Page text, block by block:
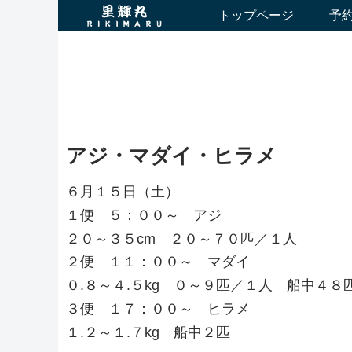
トップページ 予
アジ・マダイ・ヒラメ
６月１５日（土）
１便 ５：００～ アジ
２０～３５cm ２０～７０匹／１人
２便 １１：００～ マダイ
０.８～４.５kg ０～９匹／１人 船中４８
３便 １７：００～ ヒラメ
１.２～１.７kg 船中２匹